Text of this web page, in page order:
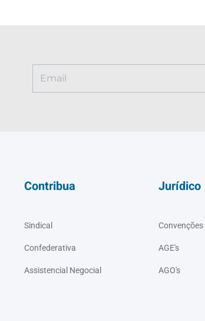
Contribua
Sindical
Confederativa
Assistencial Negocial
Jurídico
Convenções
AGE's
AGO's